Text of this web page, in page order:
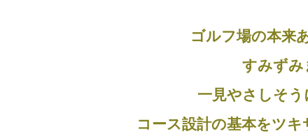
ゴルフ場の本来
すみずみ
一見やさしそう
コース設計の基本をツ